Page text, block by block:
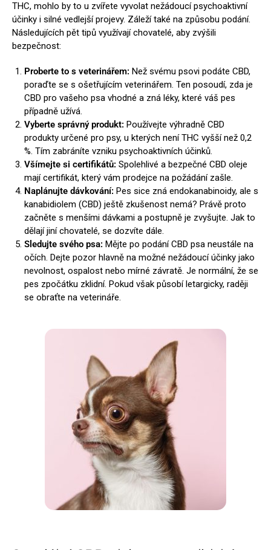
THC, mohlo by to u zvířete vyvolat nežádoucí psychoaktivní
účinky i silné vedlejší projevy. Záleží také na způsobu podání.
Následujících pět tipů využívají chovatelé, aby zvýšili
bezpečnost:
Proberte to s veterinářem: Než svému psovi podáte CBD,
poraďte se s ošetřujícím veterinářem. Ten posoudí, zda je
CBD pro vašeho psa vhodné a zná léky, které váš pes
případně užívá.
Vyberte správný produkt: Používejte výhradně CBD
produkty určené pro psy, u kterých není THC vyšší než 0,2
%. Tím zabráníte vzniku psychoaktivních účinků.
Všímejte si certifikátů: Spolehlivé a bezpečné CBD oleje
mají certifikát, který vám prodejce na požádání zašle.
Naplánujte dávkování: Pes sice zná endokanabinoidy, ale s
kanabidiolem (CBD) ještě zkušenost nemá? Právě proto
začněte s menšími dávkami a postupně je zvyšujte. Jak to
dělají jiní chovatelé, se dozvíte dále.
Sledujte svého psa: Mějte po podání CBD psa neustále na
očích. Dejte pozor hlavně na možné nežádoucí účinky jako
nevolnost, ospalost nebo mírné závratě. Je normální, že se
pes zpočátku zklidní. Pokud však působí letargicky, raději
se obraťte na veterináře.